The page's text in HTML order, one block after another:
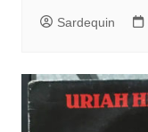
Sardequin